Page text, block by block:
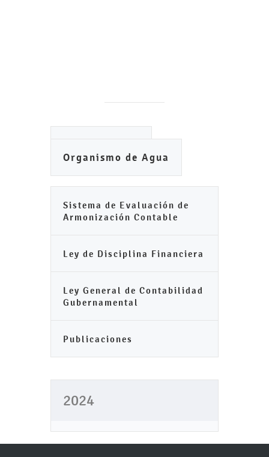
Organismo de Agua
Sistema de Evaluación de
Armonización Contable
Ley de Disciplina Financiera
Ley General de Contabilidad
Gubernamental
Publicaciones
2024